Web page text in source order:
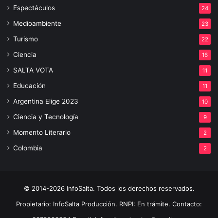
Espectáculos 24
Medioambiente 23
Turismo 22
Ciencia 16
SALTA VOTA 11
Educación 11
Argentina Elige 2023 10
Ciencia y Tecnología 9
Momento Literario 2
Colombia 2
© 2014-2026 InfoSalta. Todos los derechos reservados.
Propietario: InfoSalta Producción. RNPI: En trámite. Contacto: